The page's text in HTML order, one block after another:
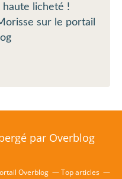
haute licheté !
sur le portail
par Overblog
Overblog Top articles